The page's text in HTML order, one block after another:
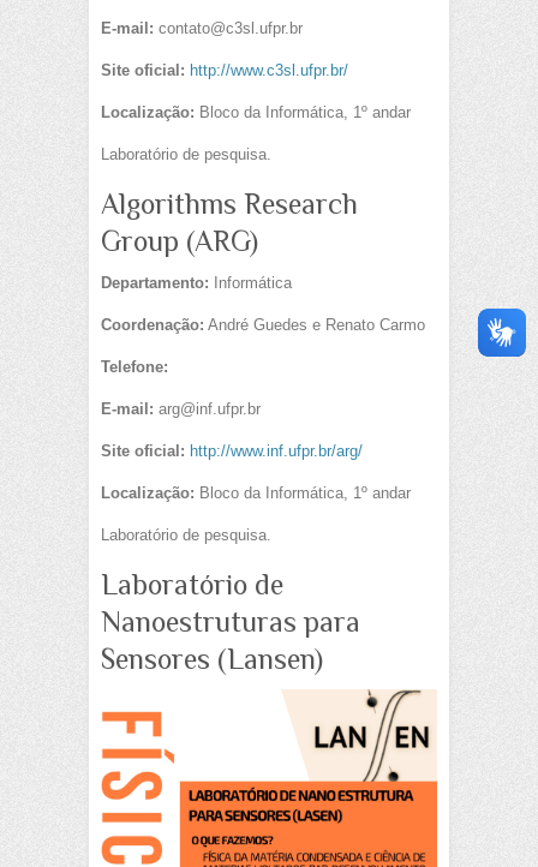
E-mail: contato@c3sl.ufpr.br
Site oficial: http://www.c3sl.ufpr.br/
Localização: Bloco da Informática, 1º andar
Laboratório de pesquisa.
Algorithms Research
Group (ARG)
Departamento: Informática
Coordenação: André Guedes e Renato Carmo
Telefone:
E-mail: arg@inf.ufpr.br
Site oficial: http://www.inf.ufpr.br/arg/
Localização: Bloco da Informática, 1º andar
Laboratório de pesquisa.
Laboratório de
Nanoestruturas para
Sensores (Lansen)